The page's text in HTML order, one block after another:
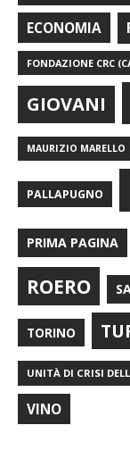
ECONOMIA
FONDAZIONE CRC
GIOVANI
MAURIZIO MARELLO
PALLAPUGNO
PRIMA PAGINA
ROERO
TORINO
UNITÀ DI CRISI
VINO